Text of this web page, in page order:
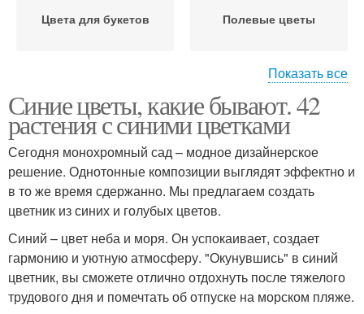
Цвета для букетов Полевые цветы
Цвета в поле Луговые цвета
Полевые цвета Голубые цветы
Фиолетовые цветы Цвета для кашпо
Показать все
Синие цветы, какие бывают. 42
растения с синими цветками
Сегодня монохромный сад – модное дизайнерское
решение. Однотонные композиции выглядят эффектно и
в то же время сдержанно. Мы предлагаем создать
цветник из синих и голубых цветов.
Синий – цвет неба и моря. Он успокаивает, создает
гармонию и уютную атмосферу. "Окунувшись" в синий
цветник, вы сможете отлично отдохнуть после тяжелого
трудового дня и помечтать об отпуске на морском пляже.